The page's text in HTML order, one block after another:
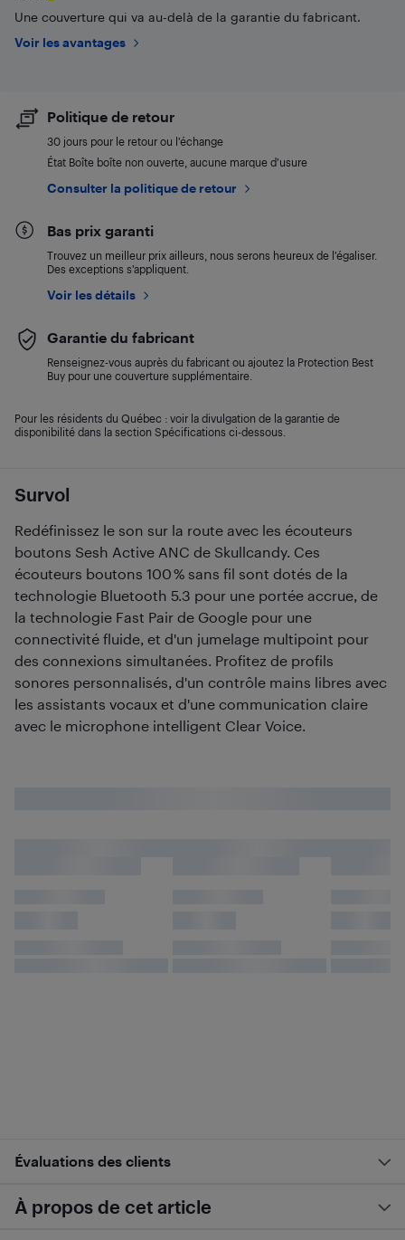
Survol
Redéfinissez le son sur la route avec les écouteurs
boutons Sesh Active ANC de Skullcandy. Ces
écouteurs boutons 100 % sans fil sont dotés de la
technologie Bluetooth 5.3 pour une portée accrue, de
la technologie Fast Pair de Google pour une
connectivité fluide, et d'un jumelage multipoint pour
des connexions simultanées. Profitez de profils
sonores personnalisés, d'un contrôle mains libres avec
les assistants vocaux et d'une communication claire
avec le microphone intelligent Clear Voice.
Une couverture qui va au-delà de la garantie du fabricant.
Voir les avantages
Politique de retour
30 jours pour le retour ou l’échange
État Boîte boîte non ouverte, aucune marque d’usure
Consulter la politique de retour
Bas prix garanti
Trouvez un meilleur prix ailleurs, nous serons heureux de l’égaliser.
Des exceptions s’appliquent.
Voir les détails
Garantie du fabricant
Renseignez-vous auprès du fabricant ou ajoutez la Protection Best
Buy pour une couverture supplémentaire.
Pour les résidents du Québec : voir la divulgation de la garantie de
disponibilité dans la section Spécifications ci-dessous.
Évaluations des clients
À propos de cet article